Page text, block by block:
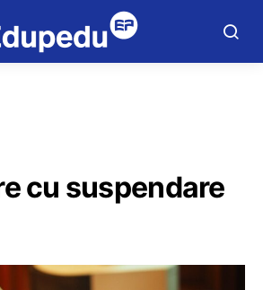
cu suspendare